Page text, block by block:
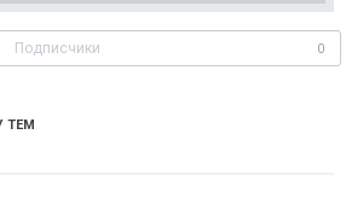
Подписчики 0
ТЕМ